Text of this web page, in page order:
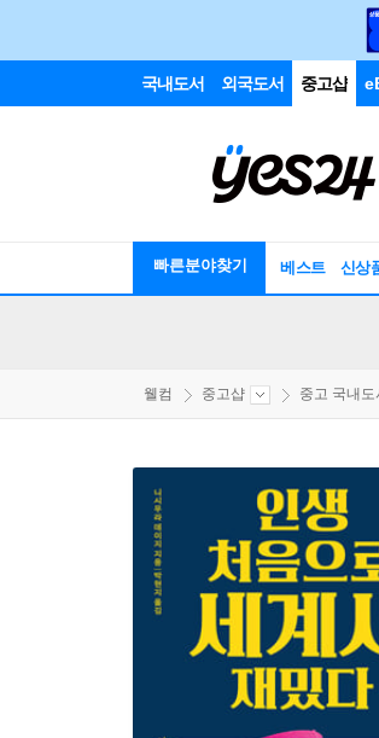
국내도서 외국도서 중고샵
빠른분야찾기 베스트 신상
웰컴 중고샵 중고 국내도